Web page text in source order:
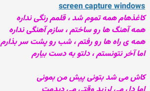
screen capture windows
کاغذهام همه تموم شد ، قلمم رنگی نداره
همه آهنگ ها رو ساختم ، سازم آهنگی نداره
همه ی راه ها رو رفتم ، شب رو پشت سر بذارم
اما آخر نتونستم ، دلتو به دست بیارم
کاش می شد بتونی پیش من بمونی